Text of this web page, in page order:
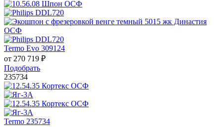
Termo Evo 309124
от 270 719 ₽
Подобрать
235734
Termo 235734